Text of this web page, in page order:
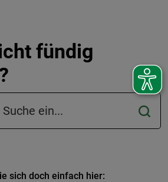
fündig
sich doch einfach hier: